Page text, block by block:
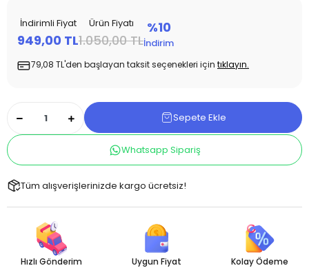
İndirimli Fiyat
949,00 TL
Ürün Fiyatı
1.050,00 TL
%10
İndirim
79,08 TL'den başlayan taksit seçenekleri için tıklayın.
Sepete Ekle
Whatsapp Sipariş
Tüm alışverişlerinizde kargo ücretsiz!
Hızlı Gönderim Uygun Fiyat Kolay Ödeme